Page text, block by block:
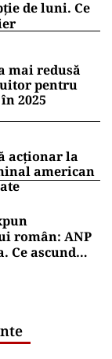
de luni. Ce
mai redusă
pentru
2025
acționar la
american
român: ANP
Ce ascund